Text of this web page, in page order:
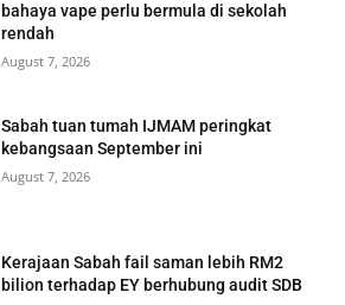
bahaya vape perlu bermula di sekolah
rendah
August 7, 2026
Sabah tuan tumah IJMAM peringkat
kebangsaan September ini
August 7, 2026
Kerajaan Sabah fail saman lebih RM2
bilion terhadap EY berhubung audit SDB